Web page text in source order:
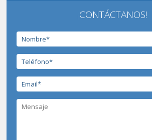
¡CONTÁCTANOS!